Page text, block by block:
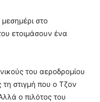
μεσημέρι στο
ετοιμάσουν ένα
του αεροδρομίου
τη στιγμή που ο Τζον
ο πιλότος του